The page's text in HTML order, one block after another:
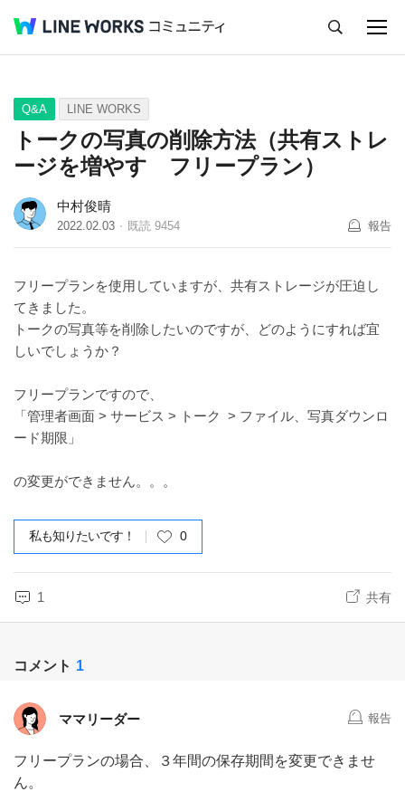
Q&A Tips Ideas
Q&A LINE WORKS
トークの写真の削除方法（共有ストレ
ージを増やす フリープラン）
中村俊晴
2022.02.03 既読 9454 報告
フリープランを使用していますが、共有ストレージが圧迫し
てきました。
トークの写真等を削除したいのですが、どのようにすれば宜
しいでしょうか？
フリープランですので、
「管理者画面 > サービス > トーク > ファイル、写真ダウンロ
ード期限」
の変更ができません。。。
私も知りたいです！ 0
1 共有
コメント 1
ママリーダー 報告
フリープランの場合、３年間の保存期間を変更できませ
ん。